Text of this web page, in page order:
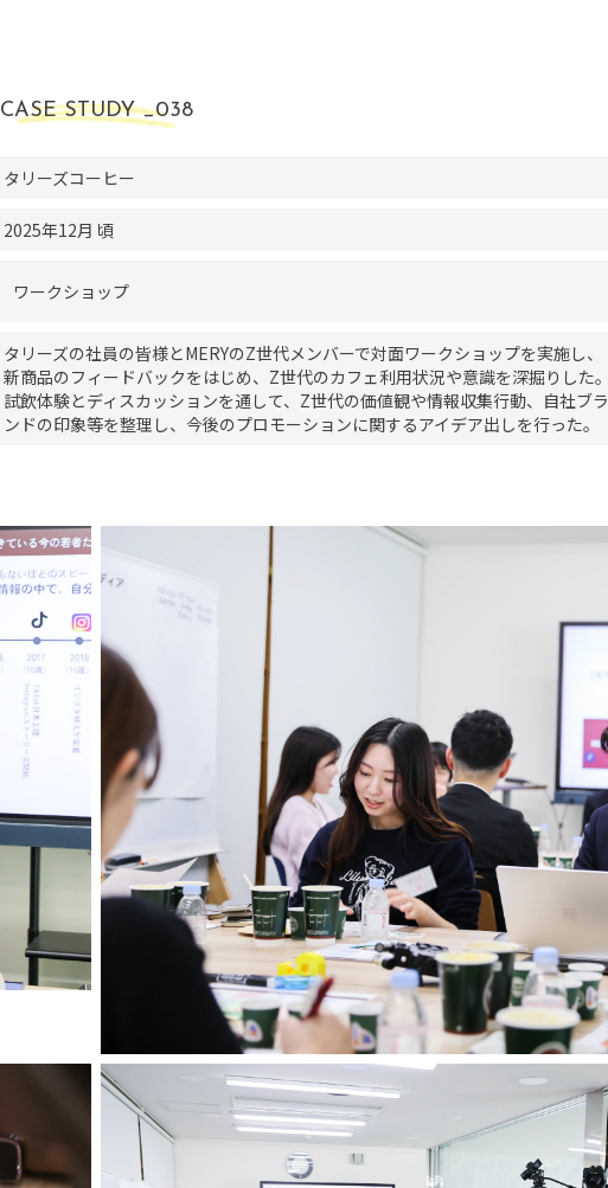
CASE STUDY _038
タリーズコーヒー
2025年12月 頃
ワークショップ
タリーズの社員の皆様とMERYのZ世代メンバーで対面ワークショップを実施し、
新商品のフィードバックをはじめ、Z世代のカフェ利用状況や意識を深掘りした。
試飲体験とディスカッションを通して、Z世代の価値観や情報収集行動、自社ブラ
ンドの印象等を整理し、今後のプロモーションに関するアイデア出しを行った。